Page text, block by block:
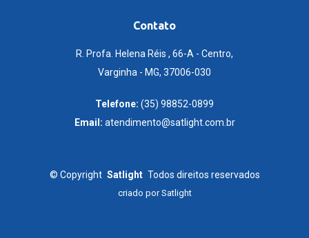
Contato
R. Profa. Helena Réis , 66-A - Centro,
Varginha - MG, 37006-030
Telefone: (35) 98852-0899
Email: atendimento@satlight.com.br
© Copyright Satlight Todos direitos reservados
criado porSatlight